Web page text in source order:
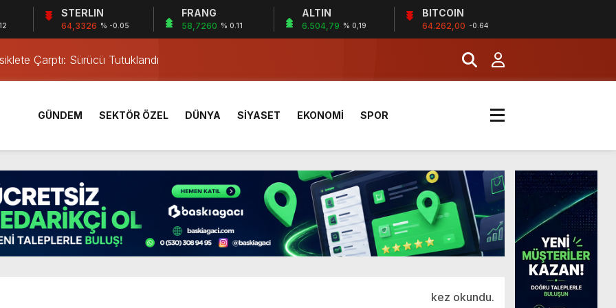
STERLIN
64,3326 % -0.05
FRANG
58,7260 % 0.11
ALTIN
6.504,79 % 0,19
BITCOIN
64.262,00 -0.64
Faciası
Çarptı: Sürücü Tutuklandı
Öğrencilerinden ABD’de Tarihi Başarı: 6 Öğrenci 14 Madalya Kazandı
desteği hesaplara yatırıldı
Bulundu
Yaşındaki M.A.D. Yaşadıklarını Anlattı
İçinde Darp
Gerçekleşti
Faciası
Çarptı: Sürücü Tutuklandı
GÜNDEM SEKTÖR ÖZEL DÜNYA SİYASET EKONOMİ SPOR
kez okundu.